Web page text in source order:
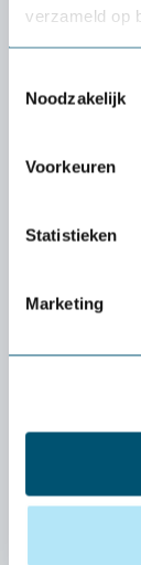
verzameld op
Noodzakelijk
Voorkeuren
Statistieken
Marketing